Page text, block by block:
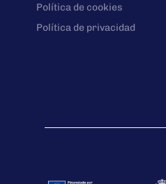
Política de cookies
Política de privacidad